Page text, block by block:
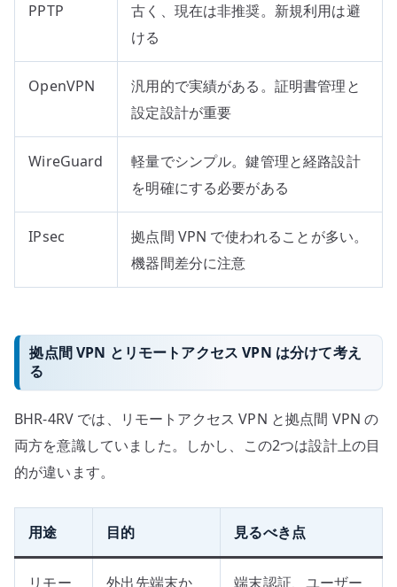
PPTP
古く、現在は非推奨。新規利用は避
ける
OpenVPN
汎用的で実績がある。証明書管理と
設定設計が重要
WireGuard
軽量でシンプル。鍵管理と経路設計
を明確にする必要がある
IPsec
拠点間 VPN で使われることが多い。
機器間差分に注意
拠点間 VPN とリモートアクセス VPN は分けて考え
る
BHR-4RV では、リモートアクセス VPN と拠点間 VPN の
両方を意識していました。しかし、この2つは設計上の目
的が違います。
用途 目的 見るべき点
リモー 外出先端末か 端末認証、ユーザー